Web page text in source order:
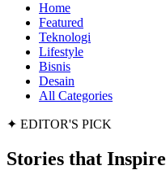
Home
Featured
Teknologi
Lifestyle
Bisnis
Desain
All Categories
✦ EDITOR'S PICK
Stories that Inspire